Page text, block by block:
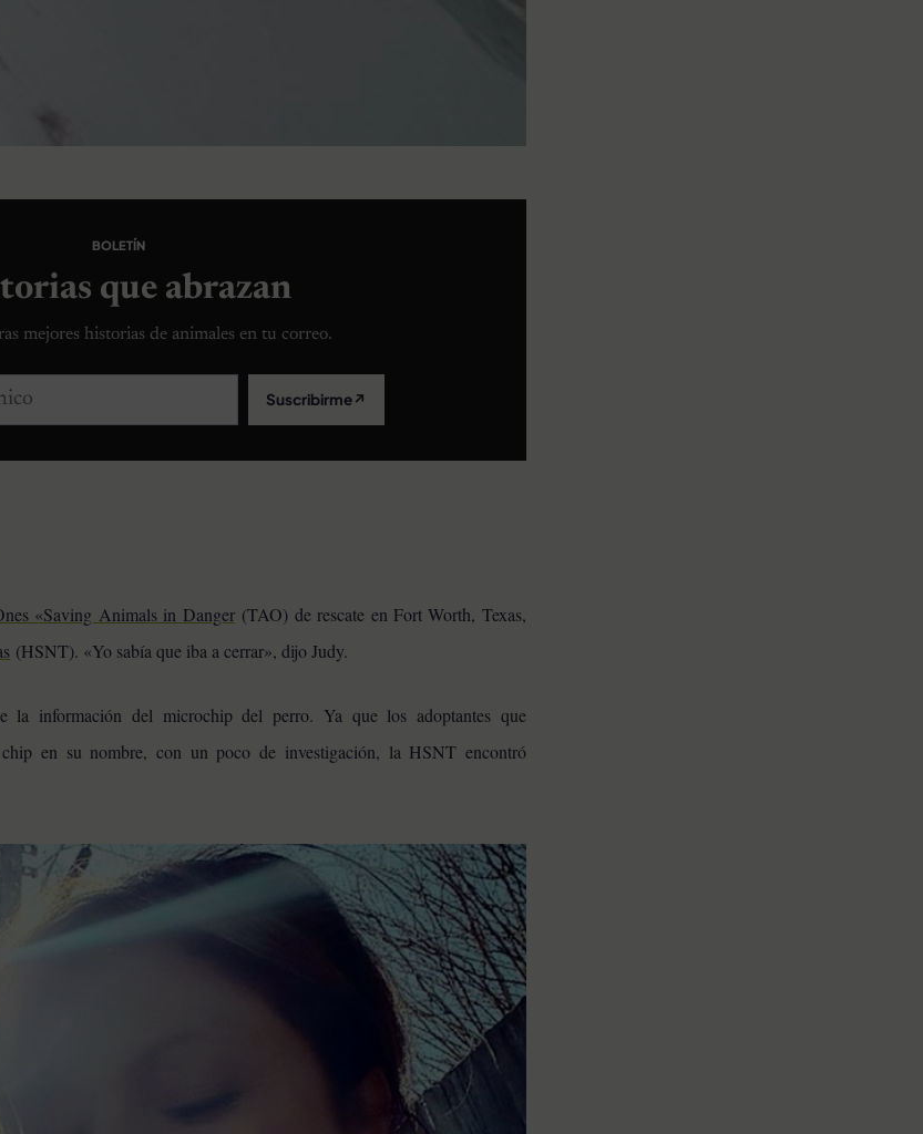
BOLETÍN
que abrazan
mejores historias de animales en tu correo.
Suscribirme↗
«Saving Animals in Danger(TAO) de rescate en Fort Worth, Texas,
(HSNT). «Yo sabía que iba a cerrar», dijo Judy.
información del microchip del perro. Ya que los adoptantes que
en su nombre, con un poco de investigación, la HSNT encontró